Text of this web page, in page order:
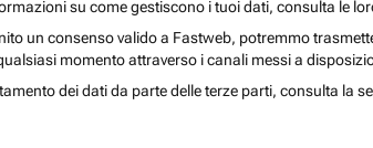
su come gestiscono i tuoi dati, consulta le
un consenso valido a Fastweb, potremmo
momento attraverso i canali messi a
dei dati da parte delle terze parti, consulta la